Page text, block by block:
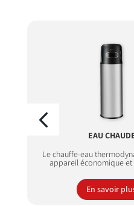
est un
et performant La